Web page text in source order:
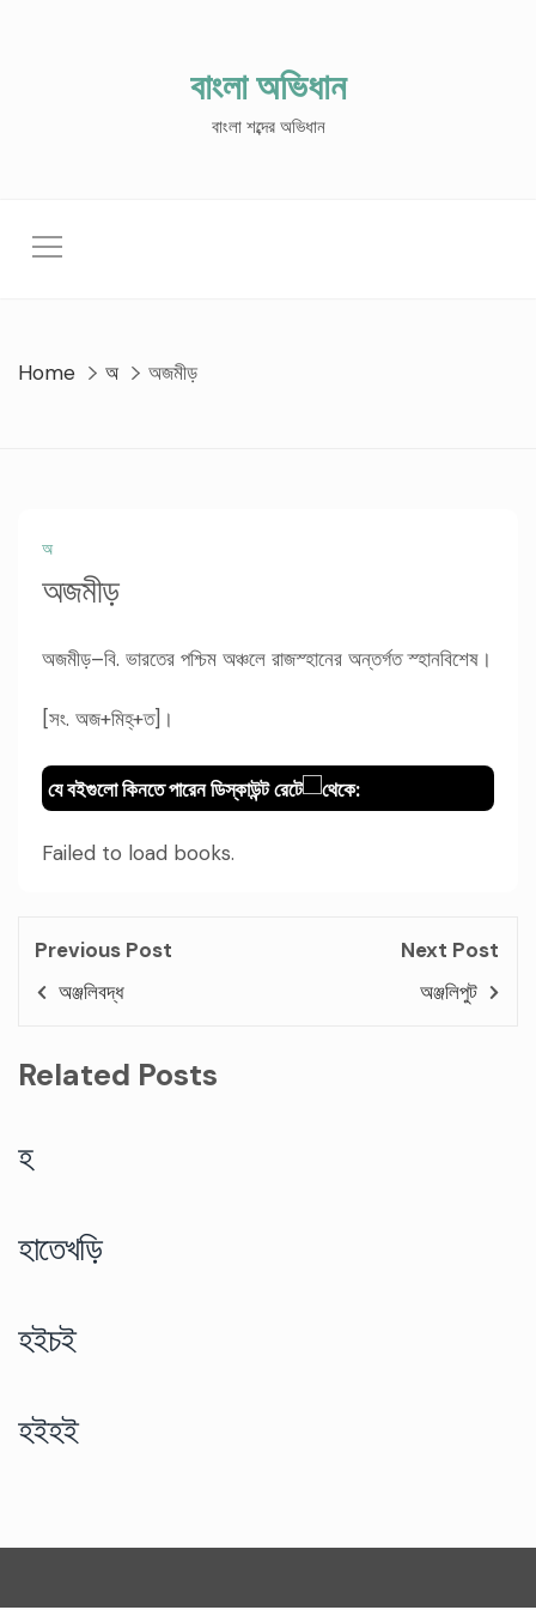
বাংলা অভিধান
বাংলা শব্দের অভিধান
Home অ অজমীড়
অ
অজমীড়
অজমীড়–বি. ভারতের পশ্চিম অঞ্চলে রাজস্হানের অন্তর্গত স্হানবিশেষ।
[সং. অজ+মিহ্+ত]।
যে বইগুলো কিনতে পারেন ডিস্কাউন্ট রেটে থেকে:
Failed to load books.
Previous Post
অঞ্জলিবদ্ধ
Next Post
অঞ্জলিপুট
Related Posts
হ
হাতেখড়ি
হইচই
হইহই